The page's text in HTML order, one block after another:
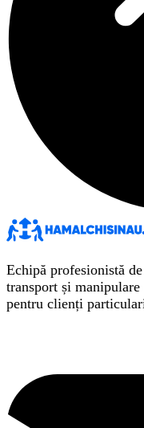
Echipă profesionistă
transport și
pentru clienți